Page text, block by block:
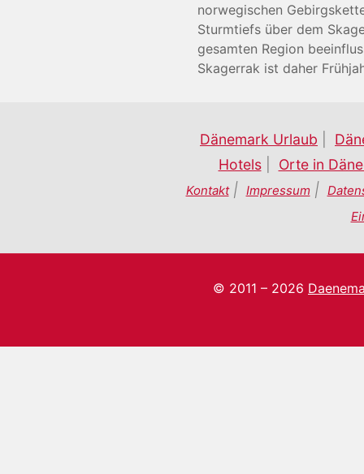
norwegischen
Sturmtiefs über dem
gesamten Region
Skagerrak ist daher
Dänemark Urlaub
Hotels| Orte in
Kontakt| Impressum|
© 2011 – 2026